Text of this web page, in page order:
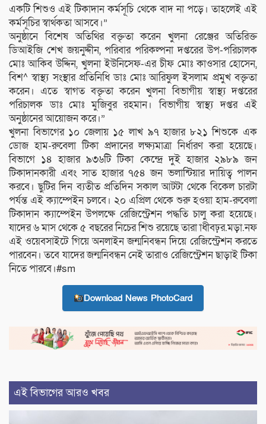
একটি শিশুও এই টিকাদান কর্মসূচি থেকে বাদ না পড়ে। তাহলেই এই
কর্মসূচির স্বার্থকতা আসবে।”
অনুষ্ঠানে বিশেষ অতিথির বক্তৃতা করেন খুলনা রেঞ্জের অতিরিক্ত
ডিআইজি শেখ জয়নুদ্দীন, পরিবার পরিকল্পনা দপ্তরের উপ-পরিচালক
মোঃ আকিব উদ্দিন, খুলনা ইউনিসেফ-এর চীফ মোঃ কাওসার হোসেন,
বিশ^ স্বাস্থ্য সংস্থার প্রতিনিধি ডাঃ মোঃ আরিফুল ইসলাম প্রমুখ বক্তৃতা
করেন। এতে স্বাগত বক্তৃতা করেন খুলনা বিভাগীয় স্বাস্থ্য দপ্তরের
পরিচালক ডাঃ মোঃ মুজিবুর রহমান। বিভাগীয় স্বাস্থ্য দপ্তর এই
অনুষ্ঠানের আয়োজন করে।”
খুলনা বিভাগের ১০ জেলায় ১৫ লাখ ৯৭ হাজার ৮২১ শিশুকে এক
ডোজ হাম-রুবেলা টিকা প্রদানের লক্ষ্যমাত্রা নির্ধারণ করা হয়েছে।
বিভাগে ১৪ হাজার ৯৩৬টি টিকা কেন্দ্রে দুই হাজার ২৯৮৯ জন
টিকাদানকারী এবং সাত হাজার ৭৫৪ জন ভলান্টিয়ার দায়িত্ব পালন
করবে। ছুটির দিন ব্যতীত প্রতিদিন সকাল আটটা থেকে বিকেল চারটা
পর্যন্ত এই ক্যাম্পেইন চলবে। ২০ এপ্রিল থেকে শুরু হওয়া হাম-রুবেলা
টিকাদান ক্যাম্পেইন উপলক্ষে রেজিস্ট্রেশন পদ্ধতি চালু করা হয়েছে।
যাদের ৬ মাস থেকে ৫ বছরের নিচের শিশু রয়েছে তারা াধীবঢ়র.মড়া.নফ
এই ওয়েবসাইটে গিয়ে অনলাইন জন্মনিবন্ধন দিয়ে রেজিস্ট্রেশন করতে
পারবেন। তবে যাদের জন্মনিবন্ধন নেই তারাও রেজিস্ট্রেশন ছাড়াই টিকা
নিতে পারবে।#sm
Download News PhotoCard
এই বিভাগের আরও খবর